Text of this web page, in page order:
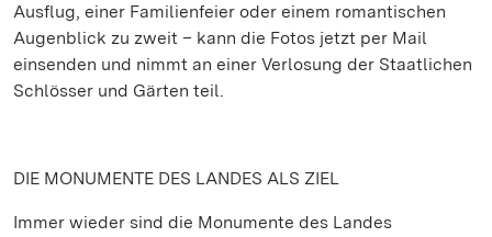
Ausflug, einer Familienfeier oder einem romantischen
Augenblick zu zweit – kann die Fotos jetzt per Mail
einsenden und nimmt an einer Verlosung der Staatlichen
Schlösser und Gärten teil.
DIE MONUMENTE DES LANDES ALS ZIEL
Immer wieder sind die Monumente des Landes